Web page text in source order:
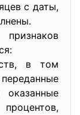
с даты,
в том